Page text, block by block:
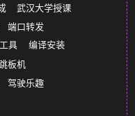
武汉大学授课
端口转发
具
编译安装
跳板机
驾驶乐趣